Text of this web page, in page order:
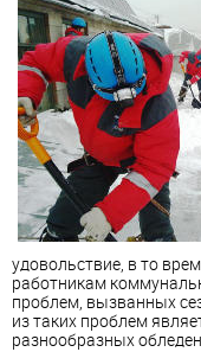
удовольствие, в то
работникам
проблем, вызванных
из таких проблем
разнообразных